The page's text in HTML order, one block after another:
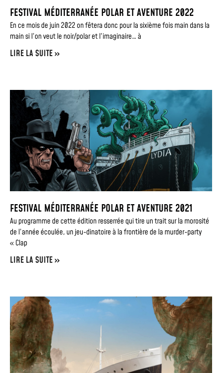
FESTIVAL MÉDITERRANÉE POLAR ET AVENTURE 2022
En ce mois de juin 2022 on fêtera donc pour la sixième fois main dans la
main si l’on veut le noir/polar et l’imaginaire… à
LIRE LA SUITE »
FESTIVAL MÉDITERRANÉE POLAR ET AVENTURE 2021
Au programme de cette édition resserrée qui tire un trait sur la morosité
de l’année écoulée, un jeu-dinatoire à la frontière de la murder-party
« Clap
LIRE LA SUITE »